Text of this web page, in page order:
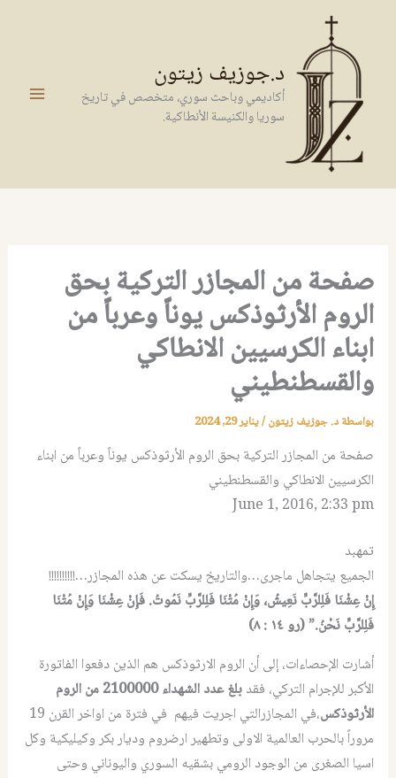
المحتوى
د.جوزيف زيتون
أكاديمي وباحث سوري، متخصص في تاريخ
سوريا والكنيسة الأنطاكية.
صفحة من المجازر التركية بحق
الروم الأرثوذكس يوناً وعرباً من
ابناء الكرسيين الانطاكي
والقسطنطيني
بواسطةد. جوزيف زيتون/يناير 29, 2024
صفحة من المجازر التركية بحق الروم الأرثوذكس يوناً وعرباً من ابناء
الكرسيين الانطاكي والقسطنطيني
June 1, 2016, 2:33 pm
تمهبد
الجميع يتجاهل ماجرى…والتاريخ يسكت عن هذه المجازر…!!!!!!!!!!
إِنْ عِشْنَا فَلِلرَّبِّ نَعِيشُ، وَإِنْ مُتْنَا فَلِلرَّبِّ نَمُوتُ. فَإِنْ عِشْنَا وَإِنْ مُتْنَا
فَلِلرَّبِّ نَحْنُ.” (رو ١٤ : ٨)
أشارت الإحصاءات، إلى أن الروم الارثوذكس هم الذين دفعوا الفاتورة
الأكبر للإجرام التركي، فقد
بلغ عدد الشهداء 2100000 من الروم
الأرثوذكس
،في المجازرالتي اجريت فيهم في فترة من اواخر القرن 19
مروراً بالحرب العالمية الاولى وتطهير ارضروم وديار بكر وكيليكية وكل
اسيا الصغرى من الوجود الرومي بشقيه السوري واليوناني وحتى